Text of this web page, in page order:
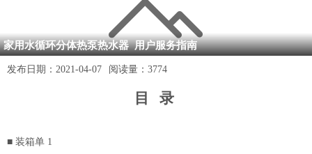
家用水循环分体热泵热水器 用户服务指南
发布日期： 2021-04-07 阅读量： 3774
目 录
■ 装箱单 1